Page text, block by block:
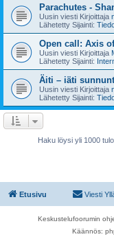
Parachutes -
Uusin viesti Kirjoittaja
Lähetetty Sijainti:
Open call: Axis
Uusin viesti Kirjoittaja
Lähetetty Sijainti:
Äiti – iäti
Uusin viesti Kirjoittaja
Lähetetty Sijainti:
Haku löysi yli 1000
Etusivu Viesti
Keskustelufoorumin
Käännös: